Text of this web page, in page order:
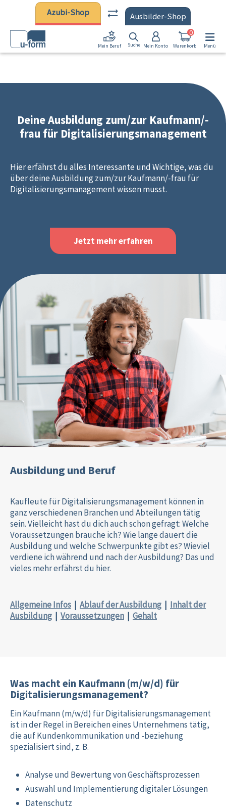
Zum Hauptinhalt springen
Azubi-Shop Ausbilder-Shop
Mein Beruf Suche Mein Konto Warenkorb
0
Menü
Deine Ausbildung zum/zur Kaufmann/-
frau für Digitalisierungsmanagement
Hier erfährst du alles Interessante und Wichtige, was du
über deine Ausbildung zum/zur Kaufmann/-frau für
Digitalisierungsmanagement wissen musst.
Jetzt mehr erfahren
Ausbildung und Beruf
Kaufleute für Digitalisierungsmanagement können in
ganz verschiedenen Branchen und Abteilungen tätig
sein. Vielleicht hast du dich auch schon gefragt: Welche
Voraussetzungen brauche ich? Wie lange dauert die
Ausbildung und welche Schwerpunkte gibt es? Wieviel
verdiene ich während und nach der Ausbildung? Das und
vieles mehr erfährst du hier.
Allgemeine Infos | Ablauf der Ausbildung | Inhalt der
Ausbildung | Voraussetzungen | Gehalt
Was macht ein Kaufmann (m/w/d) für
Digitalisierungsmanagement?
Ein Kaufmann (m/w/d) für Digitalisierungsmanagement
ist in der Regel in Bereichen eines Unternehmens tätig,
die auf Kundenkommunikation und -beziehung
spezialisiert sind, z. B.
Analyse und Bewertung von Geschäftsprozessen
Auswahl und Implementierung digitaler Lösungen
Datenschutz